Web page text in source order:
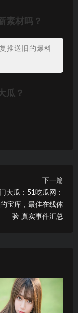
素材吗？
推送旧的爆料
瓜？
下一篇
大瓜：51吃瓜网：
宝库，最佳在线体
验 真实事件汇总